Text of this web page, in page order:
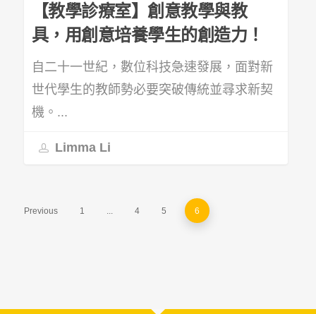
【教學診療室】創意教學與教
具，用創意培養學生的創造力！
自二十一世紀，數位科技急速發展，面對新
世代學生的教師勢必要突破傳統並尋求新契
機。...
Limma Li
Previous 1 ... 4 5 6